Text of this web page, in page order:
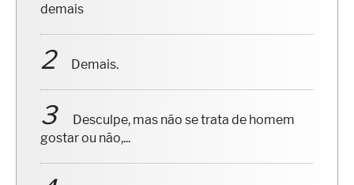
demais
Demais.
Desculpe, mas não se trata de homem
gostar ou não,...